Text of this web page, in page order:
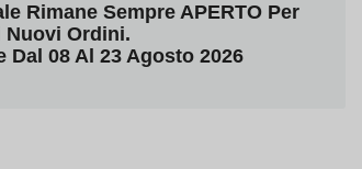
Rimane Sempre APERTO Per
Nuovi Ordini.
08 Al 23 Agosto 2026